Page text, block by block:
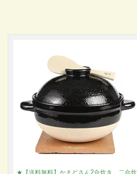
★【送料無料】かまどさん2合炊き 二合炊